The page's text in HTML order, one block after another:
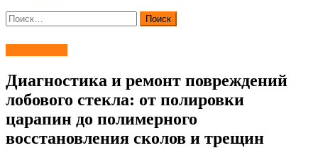
Найти:
Диагностика и ремонт повреждений
лобового стекла: от полировки
царапин до полимерного
восстановления сколов и трещин